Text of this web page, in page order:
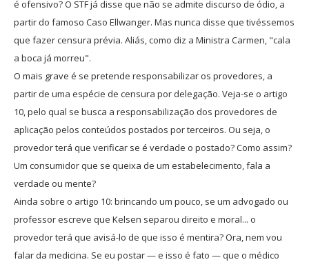
é ofensivo? O STF já disse que não se admite discurso de ódio, a
partir do famoso Caso Ellwanger. Mas nunca disse que tivéssemos
que fazer censura prévia. Aliás, como diz a Ministra Carmen, "cala
a boca já morreu".
O mais grave é se pretende responsabilizar os provedores, a
partir de uma espécie de censura por delegação. Veja-se o artigo
10, pelo qual se busca a responsabilização dos provedores de
aplicação pelos conteúdos postados por terceiros. Ou seja, o
provedor terá que verificar se é verdade o postado? Como assim?
Um consumidor que se queixa de um estabelecimento, fala a
verdade ou mente?
Ainda sobre o artigo 10: brincando um pouco, se um advogado ou
professor escreve que Kelsen separou direito e moral... o
provedor terá que avisá-lo de que isso é mentira? Ora, nem vou
falar da medicina. Se eu postar — e isso é fato — que o médico